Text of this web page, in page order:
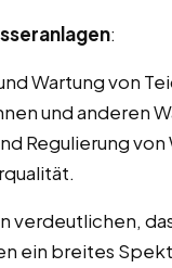
:
Wartung von
und anderen
Regulierung von
verdeutlichen,
ein breites